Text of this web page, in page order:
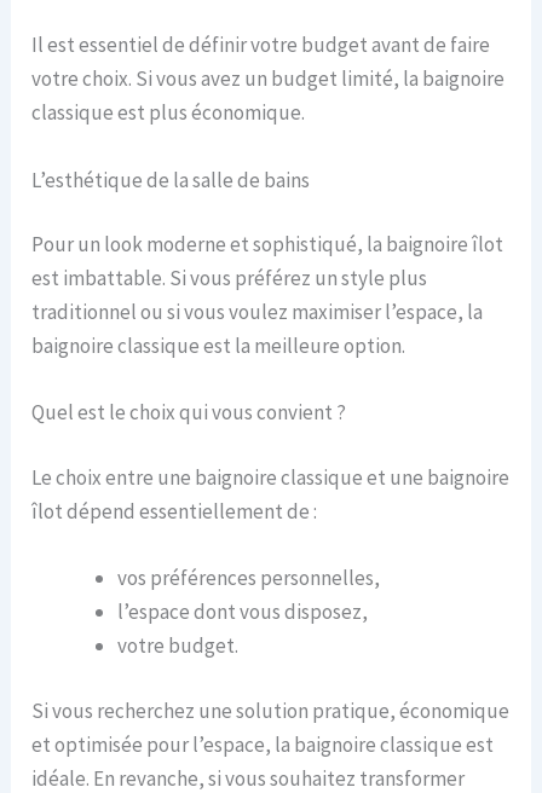
Il est essentiel de définir votre budget avant de faire
votre choix. Si vous avez un budget limité, la baignoire
classique est plus économique.
L’esthétique de la salle de bains
Pour un look moderne et sophistiqué, la baignoire îlot
est imbattable. Si vous préférez un style plus
traditionnel ou si vous voulez maximiser l’espace, la
baignoire classique est la meilleure option.
Quel est le choix qui vous convient ?
Le choix entre une baignoire classique et une baignoire
îlot dépend essentiellement de :
vos préférences personnelles,
l’espace dont vous disposez,
votre budget.
Si vous recherchez une solution pratique, économique
et optimisée pour l’espace, la baignoire classique est
idéale. En revanche, si vous souhaitez transformer